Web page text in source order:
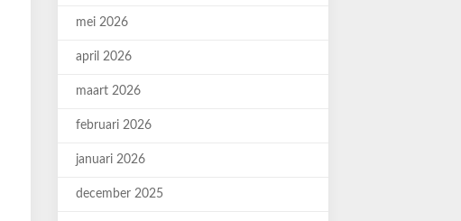
mei 2026
april 2026
maart 2026
februari 2026
januari 2026
december 2025